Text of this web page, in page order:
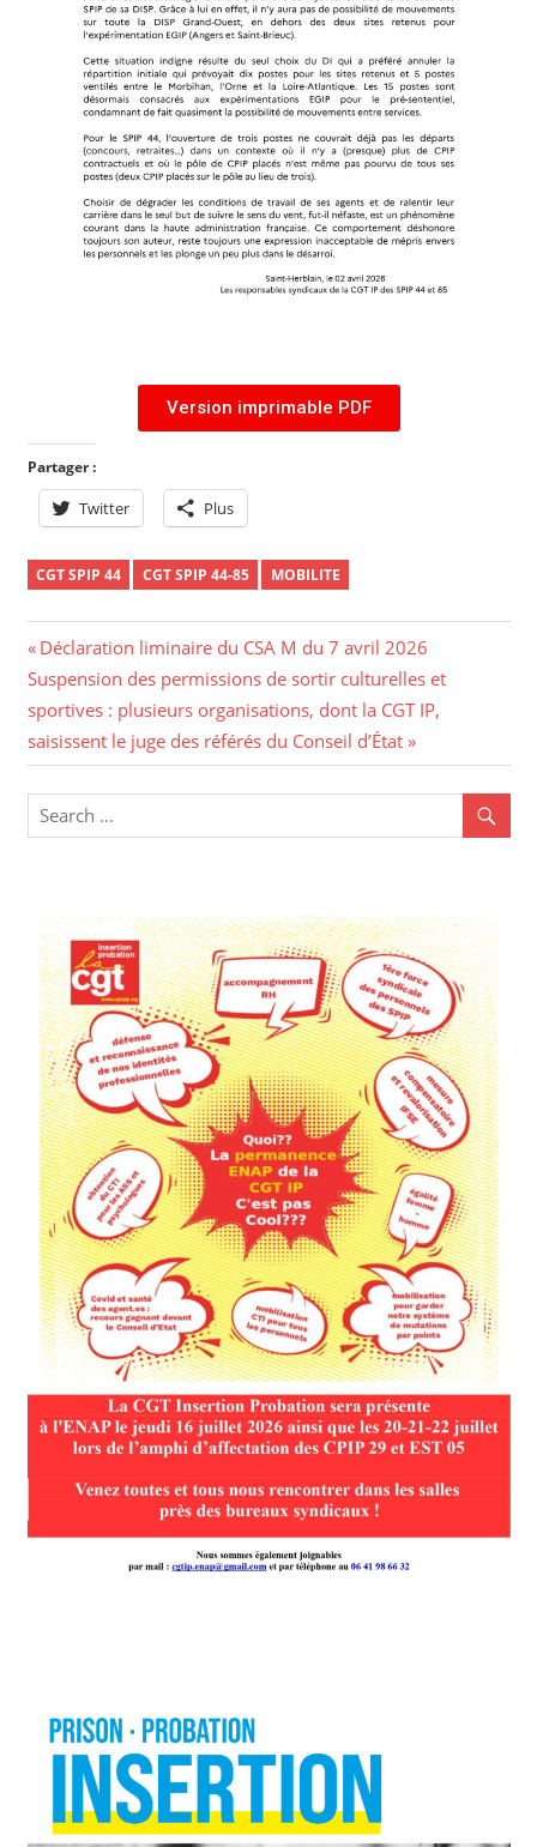
Version imprimable PDF
Partager :
Twitter Plus
CGT SPIP 44 CGT SPIP 44-85 MOBILITE
Déclaration liminaire du CSA M du 7 avril 2026
Suspension des permissions de sortir culturelles et
sportives : plusieurs organisations, dont la CGT IP,
saisissent le juge des référés du Conseil d’État